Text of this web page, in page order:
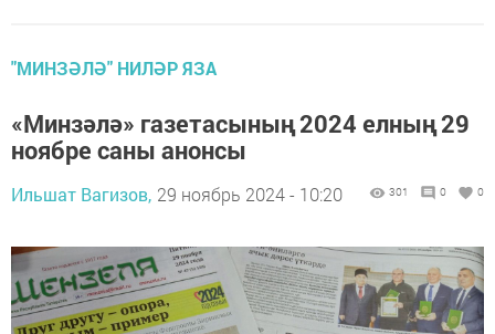
"МИНЗӘЛӘ" НИЛӘР ЯЗА
«Минзәлә» газетасының 2024 елның 29
ноябре саны анонсы
Ильшат Вагизов, 29 ноябрь 2024 - 10:20 301 0 0